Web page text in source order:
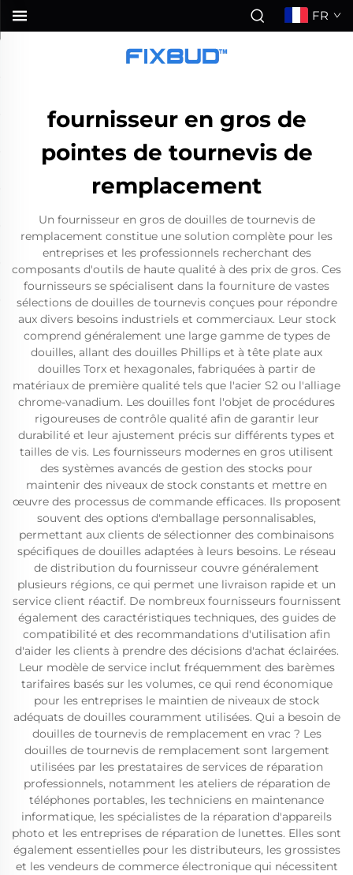
FR
fournisseur en gros de
pointes de tournevis de
remplacement
Un fournisseur en gros de douilles de tournevis de
remplacement constitue une solution complète pour les
entreprises et les professionnels recherchant des
composants d'outils de haute qualité à des prix de gros. Ces
fournisseurs se spécialisent dans la fourniture de vastes
sélections de douilles de tournevis conçues pour répondre
aux divers besoins industriels et commerciaux. Leur stock
comprend généralement une large gamme de types de
douilles, allant des douilles Phillips et à tête plate aux
douilles Torx et hexagonales, fabriquées à partir de
matériaux de première qualité tels que l'acier S2 ou l'alliage
chrome-vanadium. Les douilles font l'objet de procédures
rigoureuses de contrôle qualité afin de garantir leur
durabilité et leur ajustement précis sur différents types et
tailles de vis. Les fournisseurs modernes en gros utilisent
des systèmes avancés de gestion des stocks pour
maintenir des niveaux de stock constants et mettre en
œuvre des processus de commande efficaces. Ils proposent
souvent des options d'emballage personnalisables,
permettant aux clients de sélectionner des combinaisons
spécifiques de douilles adaptées à leurs besoins. Le réseau
de distribution du fournisseur couvre généralement
plusieurs régions, ce qui permet une livraison rapide et un
service client réactif. De nombreux fournisseurs fournissent
également des caractéristiques techniques, des guides de
compatibilité et des recommandations d'utilisation afin
d'aider les clients à prendre des décisions d'achat éclairées.
Leur modèle de service inclut fréquemment des barèmes
tarifaires basés sur les volumes, ce qui rend économique
pour les entreprises le maintien de niveaux de stock
adéquats de douilles couramment utilisées. Qui a besoin de
douilles de tournevis de remplacement en vrac ? Les
douilles de tournevis de remplacement sont largement
utilisées par les prestataires de services de réparation
professionnels, notamment les ateliers de réparation de
téléphones portables, les techniciens en maintenance
informatique, les spécialistes de la réparation d'appareils
photo et les entreprises de réparation de lunettes. Elles sont
également essentielles pour les distributeurs, les grossistes
et les vendeurs de commerce électronique qui nécessitent